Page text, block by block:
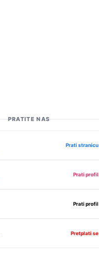
PRATITE NAS
Prati stranicu
Prati profil
Prati profil
Pretplati se